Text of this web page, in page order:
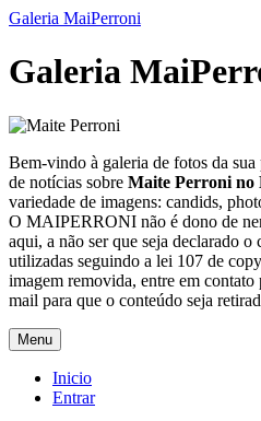
Galeria MaiPerroni
Galeria
Bem-vindo à galeria de fotos da
de notícias sobre Maite Perroni no
variedade de imagens: candids,
O MAIPERRONI não é dono de
aqui, a não ser que seja declarado o
utilizadas seguindo a lei 107 de
imagem removida, entre em contato
mail para que o conteúdo seja
Menu
Inicio
Entrar